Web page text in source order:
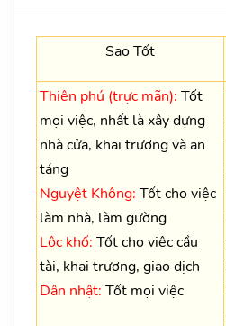
Sao Tốt
Thiên phú (trực mãn): Tốt
mọi việc, nhất là xây dựng
nhà cửa, khai trương và an
táng
Nguyệt Không: Tốt cho việc
làm nhà, làm gường
Lộc khố: Tốt cho việc cầu
tài, khai trương, giao dịch
Dân nhật: Tốt mọi việc